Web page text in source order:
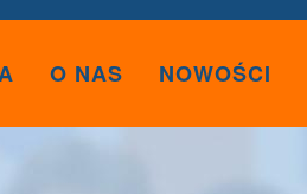
O NAS NOWOŚCI